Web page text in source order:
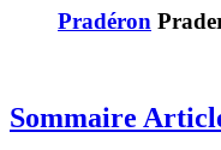
Pradéron
Sommaire